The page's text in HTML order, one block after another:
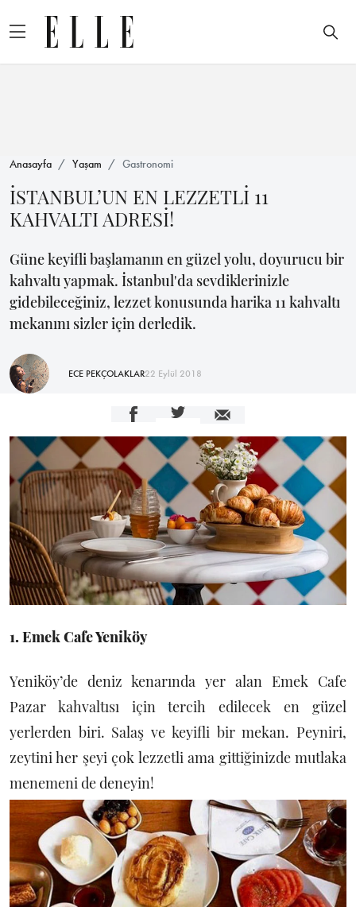
Anasayfa Yaşam Gastronomi
İSTANBUL’UN EN LEZZETLİ 11
KAHVALTI ADRESİ!
Güne keyifli başlamanın en güzel yolu, doyurucu bir
kahvaltı yapmak. İstanbul'da sevdiklerinizle
gidebileceğiniz, lezzet konusunda harika 11 kahvaltı
mekanını sizler için derledik.
ECE PEKÇOLAKLAR22 Eylül 2018
1. Emek Cafe Yeniköy
Yeniköy’de deniz kenarında yer alan Emek Cafe
Pazar kahvaltısı için tercih edilecek en güzel
yerlerden biri. Salaş ve keyifli bir mekan. Peyniri,
zeytini her şeyi çok lezzetli ama gittiğinizde mutlaka
menemeni de deneyin!